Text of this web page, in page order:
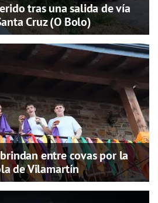
tras una salida de vía
Cruz (O Bolo)
entre covas por la
de Vilamartín